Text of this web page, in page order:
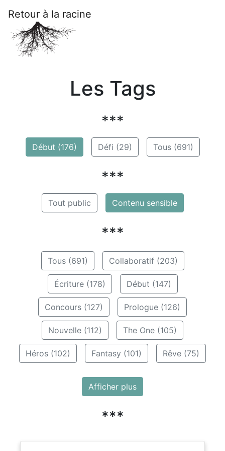
Retour à la racine
Les Tags
***
Début (176) Défi (29) Tous (691)
***
Tout public Contenu sensible
***
Tous (691) Collaboratif (203)
Écriture (178) Début (147)
Concours (127) Prologue (126)
Nouvelle (112) The One (105)
Héros (102) Fantasy (101) Rêve (75)
Afficher plus
***